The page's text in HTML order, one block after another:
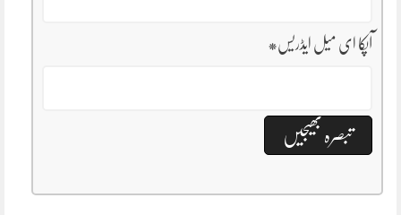
آپکا ای میل ایڈریس*